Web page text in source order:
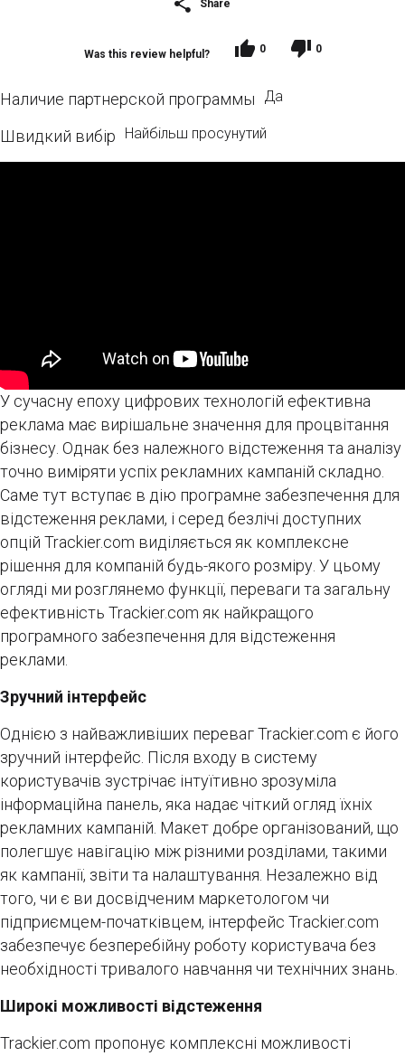
Share
Was this review helpful? 0 0
Наличие партнерской программы Да
Швидкий вибір Найбільш просунутий
У сучасну епоху цифрових технологій ефективна
реклама має вирішальне значення для процвітання
бізнесу. Однак без належного відстеження та аналізу
точно виміряти успіх рекламних кампаній складно.
Саме тут вступає в дію програмне забезпечення для
відстеження реклами, і серед безлічі доступних
опцій Trackier.com виділяється як комплексне
рішення для компаній будь-якого розміру. У цьому
огляді ми розглянемо функції, переваги та загальну
ефективність Trackier.com як найкращого
програмного забезпечення для відстеження
реклами.
Зручний інтерфейс
Однією з найважливіших переваг Trackier.com є його
зручний інтерфейс. Після входу в систему
користувачів зустрічає інтуїтивно зрозуміла
інформаційна панель, яка надає чіткий огляд їхніх
рекламних кампаній. Макет добре організований, що
полегшує навігацію між різними розділами, такими
як кампанії, звіти та налаштування. Незалежно від
того, чи є ви досвідченим маркетологом чи
підприємцем-початківцем, інтерфейс Trackier.com
забезпечує безперебійну роботу користувача без
необхідності тривалого навчання чи технічних знань.
Широкі можливості відстеження
Trackier.com пропонує комплексні можливості